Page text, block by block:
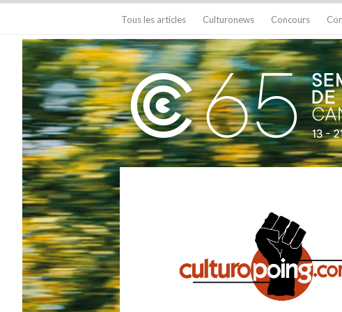
Tous les articles Culturonews Concours